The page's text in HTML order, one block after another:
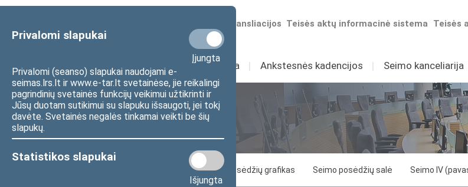
Privalomi slapukai
Įjungta
Privalomi (seanso) slapukai naudojami e-
seimas.lrs.lt ir www.e-tar.lt svetainėse, jie reikalingi
pagrindinių svetainės funkcijų veikimui užtikrinti ir
Jūsų duotam sutikimui su slapuku išsaugoti, jei tokį
davėte. Svetainės negalės tinkamai veikti be šių
slapukų.
Statistikos slapukai
Išjungta
Teisės
Teisės aktų informacinė sistema
Numatomos transliacijos
Sudėtis Veikla I Ankstesnės kadencijos I Seimo kanceliarija
Seimo posėdžiai
Posėdžiai Posėdžių grafikas Seimo posėdžių salė Seimo IV